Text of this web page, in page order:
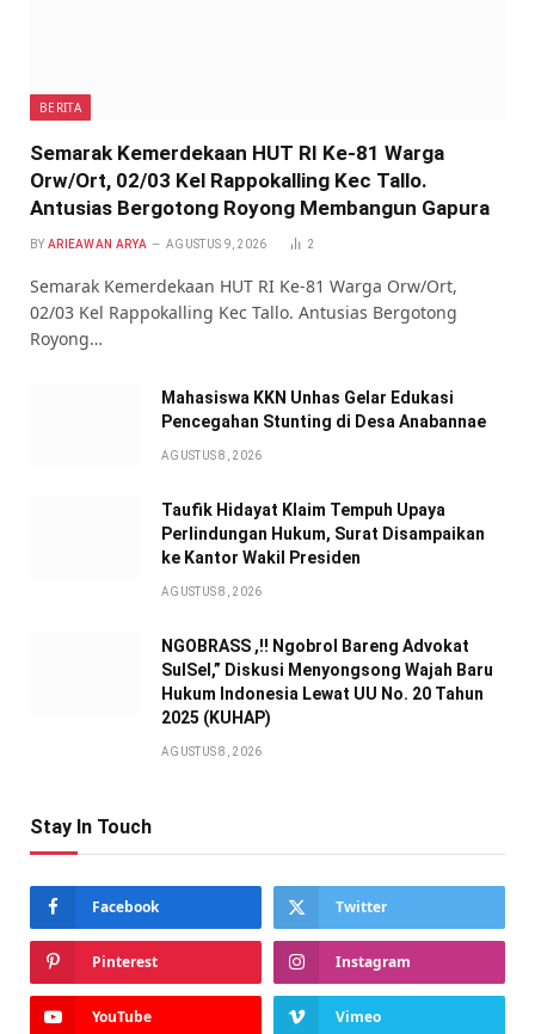
BERITA
Semarak Kemerdekaan HUT RI Ke-81 Warga
Orw/Ort, 02/03 Kel Rappokalling Kec Tallo.
Antusias Bergotong Royong Membangun Gapura
BY ARIEAWAN ARYA AGUSTUS 9, 2026 2
Semarak Kemerdekaan HUT RI Ke-81 Warga Orw/Ort,
02/03 Kel Rappokalling Kec Tallo. Antusias Bergotong
Royong…
Mahasiswa KKN Unhas Gelar Edukasi
Pencegahan Stunting di Desa Anabannae
AGUSTUS 8, 2026
Taufik Hidayat Klaim Tempuh Upaya
Perlindungan Hukum, Surat Disampaikan
ke Kantor Wakil Presiden
AGUSTUS 8, 2026
NGOBRASS ,!! Ngobrol Bareng Advokat
SulSel,” Diskusi Menyongsong Wajah Baru
Hukum Indonesia Lewat UU No. 20 Tahun
2025 (KUHAP)
AGUSTUS 8, 2026
Stay In Touch
Facebook Twitter
Pinterest Instagram
YouTube Vimeo